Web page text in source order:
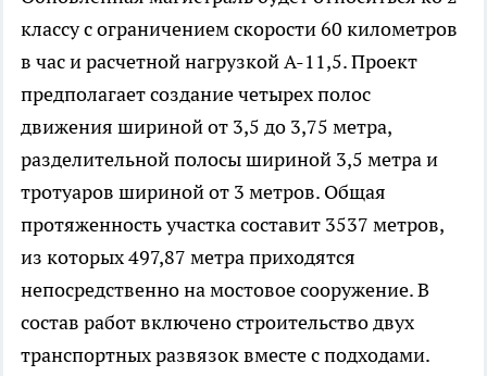
классу с ограничением скорости 60 километров
в час и расчетной нагрузкой А-11,5. Проект
предполагает создание четырех полос
движения шириной от 3,5 до 3,75 метра,
разделительной полосы шириной 3,5 метра и
тротуаров шириной от 3 метров. Общая
протяженность участка составит 3537 метров,
из которых 497,87 метра приходятся
непосредственно на мостовое сооружение. В
состав работ включено строительство двух
транспортных развязок вместе с подходами.